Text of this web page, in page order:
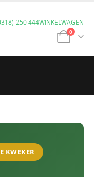
250 444WINKELWAGEN
0
KWEKER